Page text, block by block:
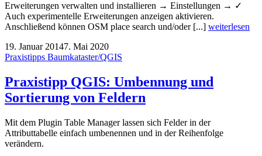
Erweiterungen verwalten und installieren → Einstellungen → ✓
Auch experimentelle Erweiterungen anzeigen aktivieren.
Anschließend können OSM place search und/oder [...] weiterlesen
19. Januar 20147. Mai 2020
Praxistipps Baumkataster/QGIS
Praxistipp QGIS: Umbennung und
Sortierung von Feldern
Mit dem Plugin Table Manager lassen sich Felder in der
Attributtabelle einfach umbenennen und in der Reihenfolge
verändern.